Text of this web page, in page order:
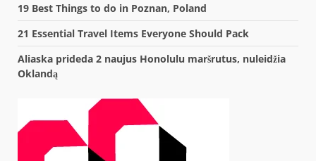
19 Best Things to do in Poznan, Poland
21 Essential Travel Items Everyone Should Pack
Aliaska prideda 2 naujus Honolulu maršrutus, nuleidžia
Oklandą